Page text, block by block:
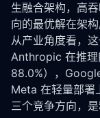
生融合架构，高
向的最优解在架构
从产业角度看，
Anthropic 在推
88.0%），
Meta 在轻量部署
三个竞争方向，是